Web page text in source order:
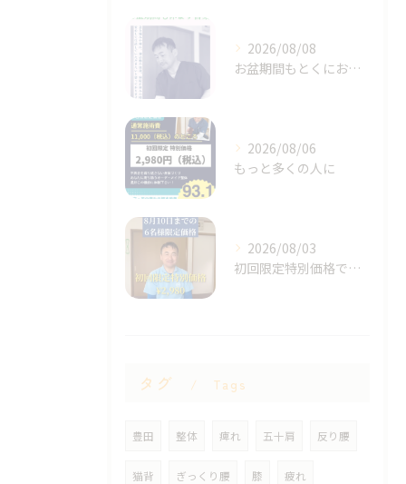
2026/08/08
お盆期間もとくにお休みは決めず
2026/08/06
もっと多くの人に
2026/08/03
初回限定特別価格です！
タグ Tags
豊田 整体 痺れ 五十肩 反り腰
猫背 ぎっくり腰 膝 疲れ